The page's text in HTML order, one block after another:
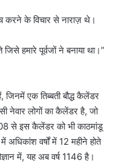
करने के विचार से नाराज़ थे।
हमारे पूर्वजों ने बनाया था।”
एक तिब्बती बौद्ध कैलेंडर
नेवार लोगों का कैलेंडर है, जो
से इस कैलेंडर को भी काठमांडू
अधिकांश वर्षों में 12 महीने होते
में, यह अब वर्ष 1146 है।